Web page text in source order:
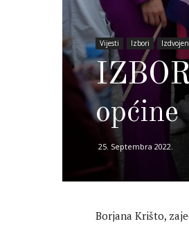
Vijesti Izbori
općine
25. Septembra 2022.
Borjana Krišto,